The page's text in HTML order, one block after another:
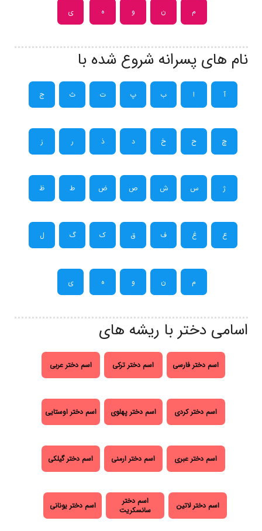
م ن و ه ی
نام های پسرانه شروع شده با
آ ا ب پ ت ث ج
چ ح خ د ذ ر ز
ژ س ش ص ض ط ظ
ع غ ف ق ک گ ل
م ن و ه ی
اسامی دختر با ریشه های
اسم دختر فارسی اسم دختر ترکی اسم دختر عربی
اسم دختر کردی اسم دختر پهلوی اسم دختر اوستایی
اسم دختر عبری اسم دختر ارمنی اسم دختر گیلکی
اسم دختر لاتین
اسم دختر
سانسکریت
اسم دختر یونانی